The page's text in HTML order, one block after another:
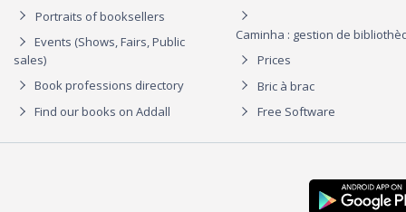
Portraits of booksellers
Events (Shows, Fairs, Public
sales)
Book professions directory
Find our books on Addall
Caminha : gestion de
Prices
Bric à brac
Free Software